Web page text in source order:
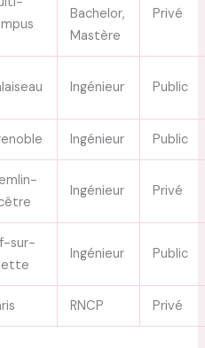
Bachelor,
Mastère
Privé
Ingénieur Public
Ingénieur Public
Ingénieur Privé
sur-
Ingénieur Public
RNCP Privé